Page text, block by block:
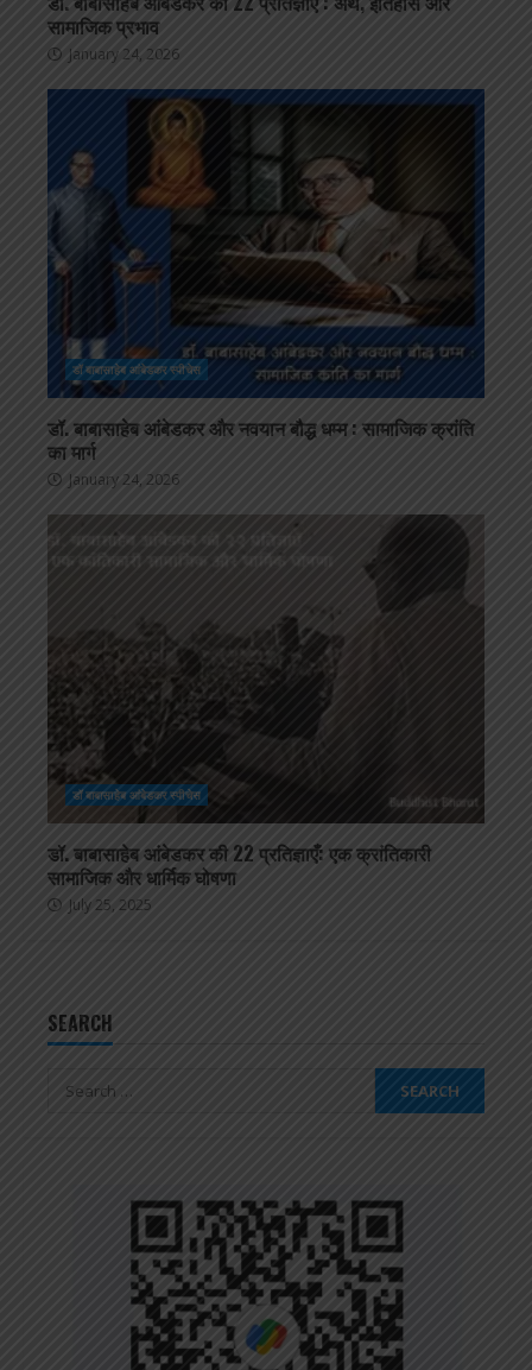
सामाजिक प्रभाव
January 24, 2026
डॉ बाबासाहेब आंबेडकर स्पीचेस
डॉ. बाबासाहेब आंबेडकर और नवयान बौद्ध धम्म : सामाजिक क्रांति
का मार्ग
January 24, 2026
डॉ बाबासाहेब आंबेडकर स्पीचेस
डॉ. बाबासाहेब आंबेडकर की 22 प्रतिज्ञाएँ: एक क्रांतिकारी
सामाजिक और धार्मिक घोषणा
July 25, 2025
SEARCH
Search